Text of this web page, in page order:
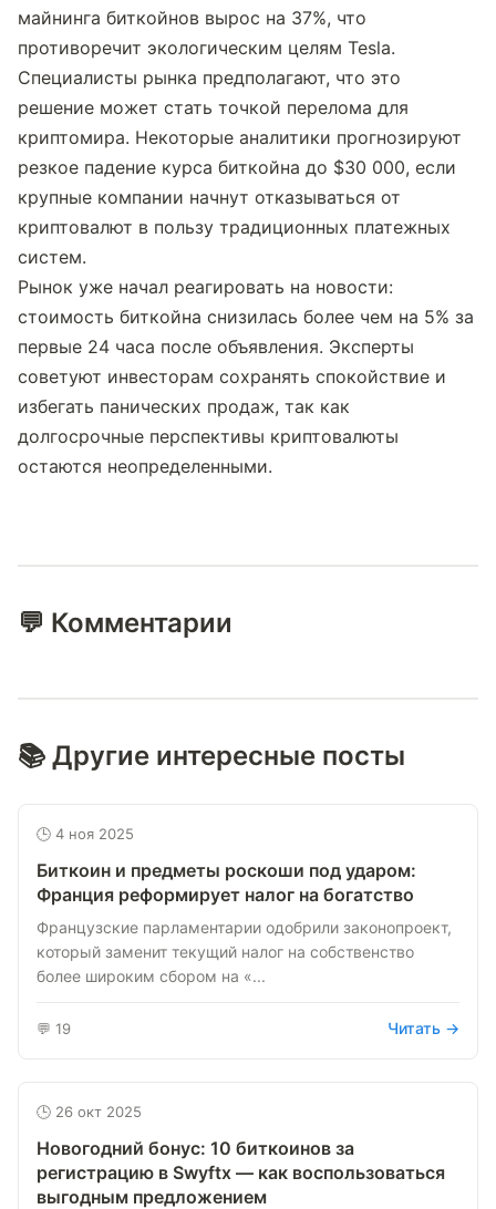
майнинга биткойнов вырос на 37%, что
противоречит экологическим целям Tesla.
Специалисты рынка предполагают, что это
решение может стать точкой перелома для
криптомира. Некоторые аналитики прогнозируют
резкое падение курса биткойна до $30 000, если
крупные компании начнут отказываться от
криптовалют в пользу традиционных платежных
систем.
Рынок уже начал реагировать на новости:
стоимость биткойна снизилась более чем на 5% за
первые 24 часа после объявления. Эксперты
советуют инвесторам сохранять спокойствие и
избегать панических продаж, так как
долгосрочные перспективы криптовалюты
остаются неопределенными.
💬 Комментарии
📚 Другие интересные посты
🕒 4 ноя 2025
Биткоин и предметы роскоши под ударом:
Франция реформирует налог на богатство
Французские парламентарии одобрили законопроект,
который заменит текущий налог на собственство
более широким сбором на «...
💬 19 Читать →
🕒 26 окт 2025
Новогодний бонус: 10 биткоинов за
регистрацию в Swyftx — как воспользоваться
выгодным предложением